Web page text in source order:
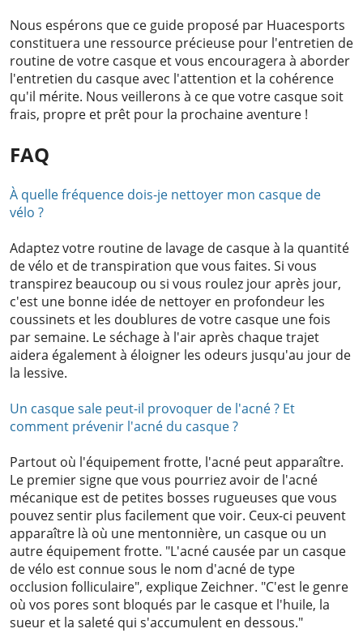
Nous espérons que ce guide proposé par Huacesports
constituera une ressource précieuse pour l'entretien de
routine de votre casque et vous encouragera à aborder
l'entretien du casque avec l'attention et la cohérence
qu'il mérite. Nous veillerons à ce que votre casque soit
frais, propre et prêt pour la prochaine aventure !
FAQ
À quelle fréquence dois-je nettoyer mon casque de
vélo ?
Adaptez votre routine de lavage de casque à la quantité
de vélo et de transpiration que vous faites. Si vous
transpirez beaucoup ou si vous roulez jour après jour,
c'est une bonne idée de nettoyer en profondeur les
coussinets et les doublures de votre casque une fois
par semaine. Le séchage à l'air après chaque trajet
aidera également à éloigner les odeurs jusqu'au jour de
la lessive.
Un casque sale peut-il provoquer de l'acné ? Et
comment prévenir l'acné du casque ?
Partout où l'équipement frotte, l'acné peut apparaître.
Le premier signe que vous pourriez avoir de l'acné
mécanique est de petites bosses rugueuses que vous
pouvez sentir plus facilement que voir. Ceux-ci peuvent
apparaître là où une mentonnière, un casque ou un
autre équipement frotte. "L'acné causée par un casque
de vélo est connue sous le nom d'acné de type
occlusion folliculaire", explique Zeichner. "C'est le genre
où vos pores sont bloqués par le casque et l'huile, la
sueur et la saleté qui s'accumulent en dessous."